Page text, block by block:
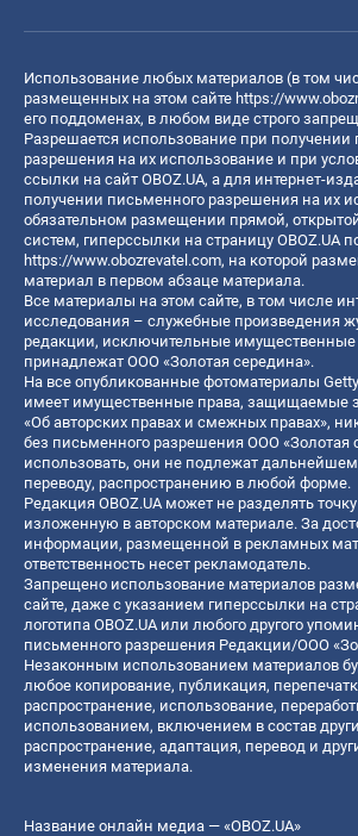
Использование любых материалов (в том
размещенных на этом сайте https://
его поддоменах, в любом виде строго
Разрешается использование при получении
разрешения на их использование и при
ссылки на сайт OBOZ.UA, а для интернет-
получении письменного разрешения на их
обязательном размещении прямой,
систем, гиперссылки на страницу OBOZ.UA
https://www.obozrevatel.com, на которой
материал в первом абзаце материала.
Все материалы на этом сайте, в том числе
исследования – служебные произведения
редакции, исключительные имущественные
принадлежат ООО «Золотая середина».
На все опубликованные фотоматериалы
имеет имущественные права, защищаемые
«Об авторских правах и смежных правах»,
без письменного разрешения ООО «Золотая
использовать, они не подлежат
переводу, распространению в любой форме.
Редакция OBOZ.UA может не разделять
изложенную в авторском материале. За
информации, размещенной в рекламных
ответственность несет рекламодатель.
Запрещено использование материалов
сайте, даже с указанием гиперссылки на
логотипа OBOZ.UA или любого другого
письменного разрешения Редакции/ООО
Незаконным использованием материалов
любое копирование, публикация,
распространение, использование,
использованием, включением в состав
распространение, адаптация, перевод и
изменения материала.
Название онлайн медиа — «OBOZ.UA»